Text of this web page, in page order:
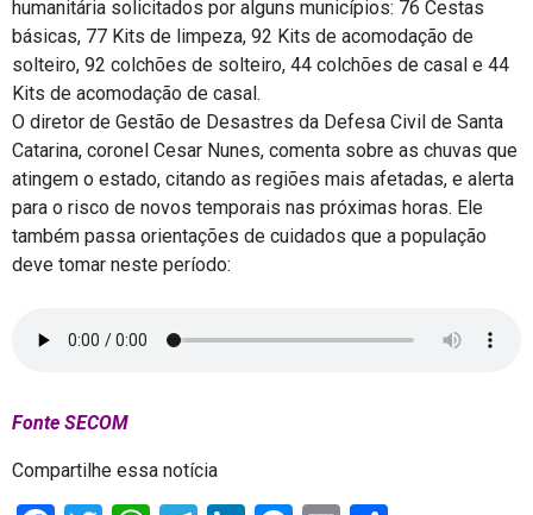
humanitária solicitados por alguns municípios: 76 Cestas
básicas, 77 Kits de limpeza, 92 Kits de acomodação de
solteiro, 92 colchões de solteiro, 44 colchões de casal e 44
Kits de acomodação de casal.
O diretor de Gestão de Desastres da Defesa Civil de Santa
Catarina, coronel Cesar Nunes, comenta sobre as chuvas que
atingem o estado, citando as regiões mais afetadas, e alerta
para o risco de novos temporais nas próximas horas. Ele
também passa orientações de cuidados que a população
deve tomar neste período:
Fonte SECOM
Compartilhe essa notícia